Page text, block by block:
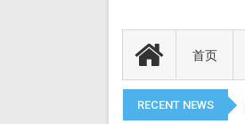
首页
RECENT NEWS